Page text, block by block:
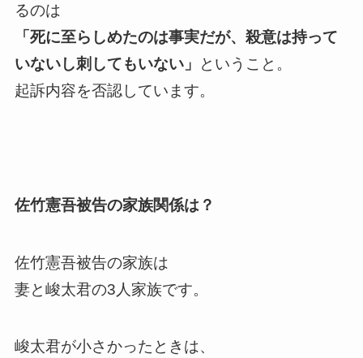
るのは
「死に至らしめたのは事実だが、殺意は持って
いないし刺してもいない」
ということ。
起訴内容を否認しています。
佐竹憲吾被告の家族関係は？
佐竹憲吾被告の家族は
妻と峻太君の3人家族です。
峻太君が小さかったときは、